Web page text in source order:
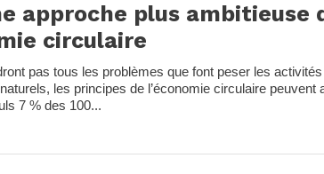
approche plus ambitieuse
circulaire
pas tous les problèmes que font peser les
les principes de l’économie circulaire peuvent
7 % des 100...